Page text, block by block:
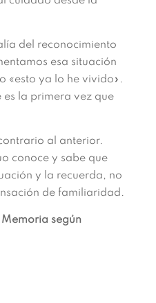
del reconocimiento
esa situación
«esto ya lo he vivido».
es la primera vez que
al anterior.
conoce y sabe que
y la recuerda, no
de familiaridad.
Memoria según